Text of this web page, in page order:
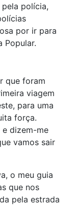
polícia,
por ir para
Popular.
que foram
viagem
para uma
força.
e dizem-me
vamos sair
o meu guia
que nos
pela estrada